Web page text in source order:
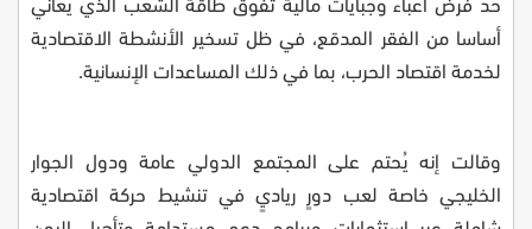
أساسا من الفقر المدقع، في ظل تسخير الأنشطة الاقتصادية
لخدمة اقتصاد الحرب، بما في ذلك المساعدات الإنسانية.
وقالت إنه يُحتم على المجتمع الدولي عامة ودول الجوار
الخليجي خاصة لعب دورٍ رياديٍ في تنشيط حركة اقتصادية